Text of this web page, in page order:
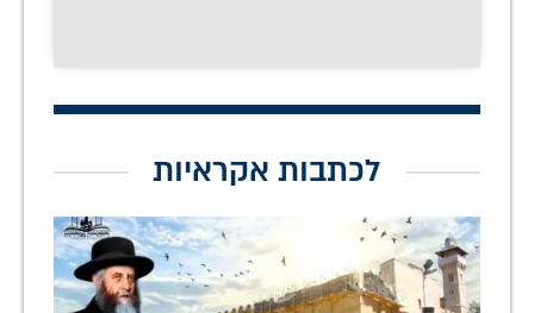
לכתבות אקראיות